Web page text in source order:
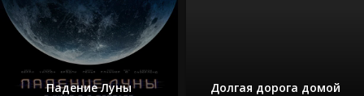
Падение Луны Долгая дорога домой